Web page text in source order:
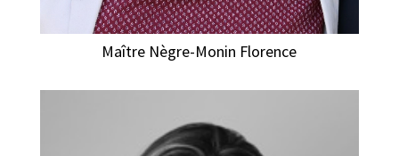
Maître Nègre-Monin Florence